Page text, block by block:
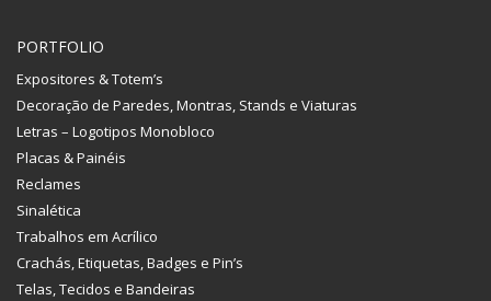
PORTFOLIO
Expositores & Totem’s
Decoração de Paredes, Montras, Stands e Viaturas
Letras – Logotipos Monobloco
Placas & Painéis
Reclames
Sinalética
Trabalhos em Acrílico
Crachás, Etiquetas, Badges e Pin’s
Telas, Tecidos e Bandeiras